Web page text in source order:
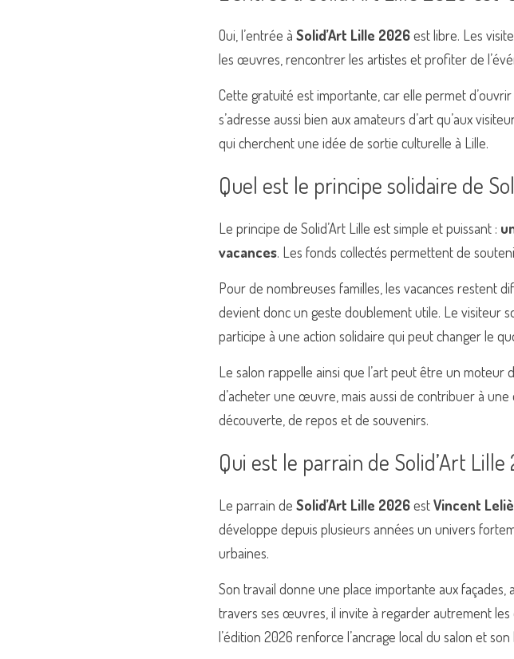
Oui, l’entrée à Solid’Art Lille 2026 est libre. Les
les œuvres, rencontrer les artistes et profiter de
Cette gratuité est importante, car elle permet
s’adresse aussi bien aux amateurs d’art qu’aux
qui cherchent une idée de sortie culturelle à Lille.
Quel est le principe solidaire de
Le principe de Solid’Art Lille est simple et puissant :
vacances. Les fonds collectés permettent de
Pour de nombreuses familles, les vacances restent
devient donc un geste doublement utile. Le visiteur
participe à une action solidaire qui peut changer le
Le salon rappelle ainsi que l’art peut être un moteur
d’acheter une œuvre, mais aussi de contribuer à
découverte, de repos et de souvenirs.
Qui est le parrain de Solid’Art Lille
Le parrain de Solid’Art Lille 2026 est Vincent
développe depuis plusieurs années un univers
urbaines.
Son travail donne une place importante aux façades,
travers ses œuvres, il invite à regarder autrement
l’édition 2026 renforce l’ancrage local du salon et